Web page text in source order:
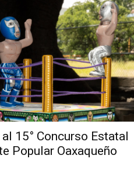
15° Concurso Estatal
Popular Oaxaqueño